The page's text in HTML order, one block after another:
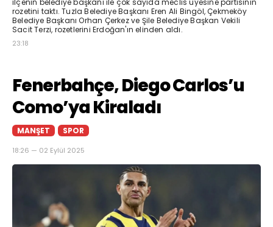
ilçenin belediye başkanı ile çok sayıda meclis üyesine partisinin
rozetini taktı. Tuzla Belediye Başkanı Eren Ali Bingöl, Çekmeköy
Belediye Başkanı Orhan Çerkez ve Şile Belediye Başkan Vekili
Sacit Terzi, rozetlerini Erdoğan'ın elinden aldı.
23:18